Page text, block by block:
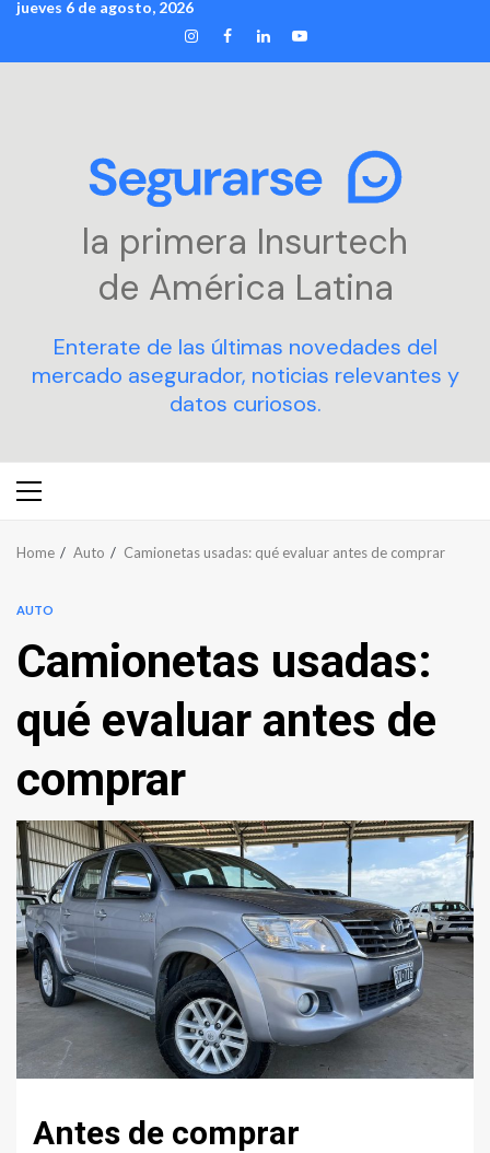
Skip
content
jueves 6 de agosto, 2026
INSTAGRAM
FACEBOOK
LINKEDIN
YOUTUBE
la primera Insurtech
de América Latina
Enterate de las últimas novedades del
mercado asegurador, noticias relevantes y
datos curiosos.
Primary
Home Auto Camionetas usadas: qué evaluar antes de comprar
AUTO
Camionetas usadas:
qué evaluar antes de
comprar
Antes de comprar